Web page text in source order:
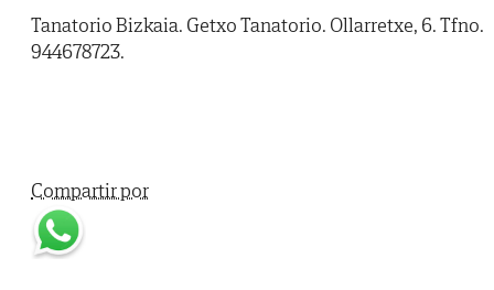
Tanatorio Bizkaia. Getxo Tanatorio. Ollarretxe, 6. Tfno.
944678723.
Compartir por